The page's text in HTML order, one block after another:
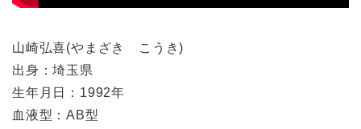
山崎弘喜(やまざき こうき)
出身：埼玉県
生年月日：1992年
血液型：AB型